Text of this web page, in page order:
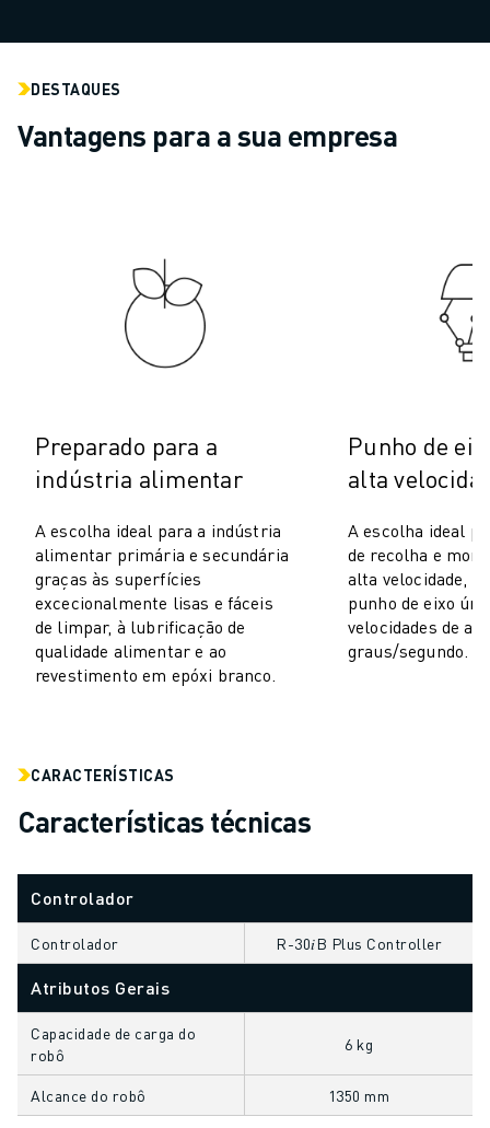
SOFTWARE ROBOSHOT
PACK ROBOSHOT - ROBÔ
ROBOCUT MÁQUINAS EDM DE CORTE A FIO
HARDWARE ROBOCUT
SOFTWARE ROBOCUT
MANUTENÇÃO PREVENTIVA ROBOCUT
SUSTENTABILIDADE ROBOCUT
SOLUÇÕES DE FÁBRICA INTELIGENTES PARA AUMENTAR A
REGISTO DE PRODUTOS » PORTAL FANUC
SOLUÇÕES
INDÚSTRIAS
TODAS AS INDÚSTRIAS
AEROESPACIAL
AUTOMÓVEL
VEÍCULOS ELÉCTRICOS
MÉDICO
ARMAZENAGEM, LOGÍSTICA, CORREIOS & ENCOMENDAS
SOLDADURA POR ARCO
RETIFICAÇÃO CNC
FRESAGEM CNC
TORNOS CNC
PERFURAÇÃO E ROSCAGEM A ALTA VELOCIDADE
MOLDAGEM POR INJEÇÃO
DESTAQUES
Vantagens para a sua empresa
Preparado para a
indústria alimentar
A escolha ideal para a indústria
alimentar primária e secundária
graças às superfícies
excecionalmente lisas e fáceis
de limpar, à lubrificação de
qualidade alimentar e ao
revestimento em epóxi branco.
Punho de
alta
A escolha ideal
de recolha e
alta velocidade,
punho de eixo
velocidades de
graus/segundo.
CARACTERÍSTICAS
Características técnicas
Controlador
Controlador R-30𝑖B Plus Controller
Atributos Gerais
Capacidade de carga do
robô
6 kg
Alcance do robô 1350 mm